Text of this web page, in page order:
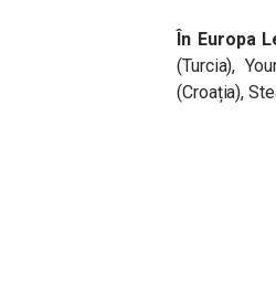
În Europa
(Turcia),
(Croația),